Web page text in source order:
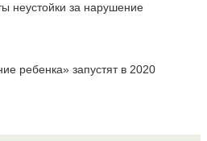
неустойки за нарушение
ребенка» запустят в 2020